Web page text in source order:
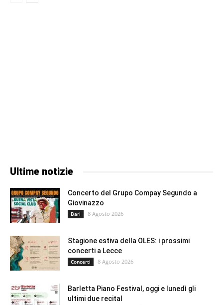
Ultime notizie
Concerto del Grupo Compay Segundo a
Giovinazzo
Bari 8 Agosto 2026
Stagione estiva della OLES: i prossimi
concerti a Lecce
Concerti 8 Agosto 2026
Barletta Piano Festival, oggi e lunedì gli
ultimi due recital